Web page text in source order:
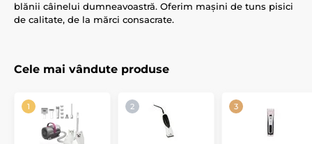
blănii câinelui dumneavoastră. Oferim mașini de tuns pisici
de calitate, de la mărci consacrate.
Cele mai vândute produse